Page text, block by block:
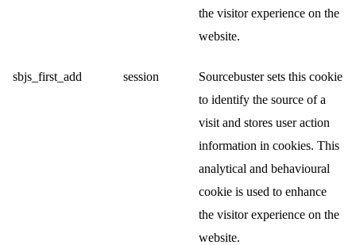
the visitor experience on the
website.
sbjs_first_add session
Sourcebuster sets this cookie
to identify the source of a
visit and stores user action
information in cookies. This
analytical and behavioural
cookie is used to enhance
the visitor experience on the
website.